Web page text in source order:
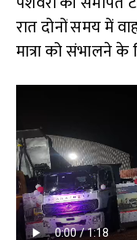
रात दोनों समय में
मात्रा को संभालने